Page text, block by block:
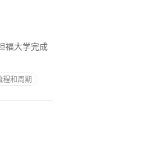
程和周期